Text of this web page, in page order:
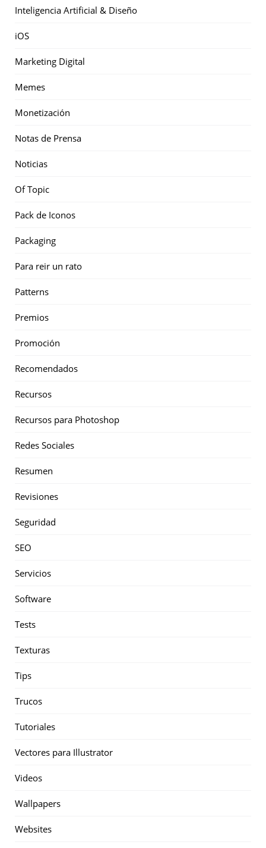
Inteligencia Artificial & Diseño
iOS
Marketing Digital
Memes
Monetización
Notas de Prensa
Noticias
Of Topic
Pack de Iconos
Packaging
Para reir un rato
Patterns
Premios
Promoción
Recomendados
Recursos
Recursos para Photoshop
Redes Sociales
Resumen
Revisiones
Seguridad
SEO
Servicios
Software
Tests
Texturas
Tips
Trucos
Tutoriales
Vectores para Illustrator
Videos
Wallpapers
Websites